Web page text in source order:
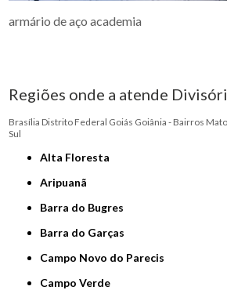
armário de aço academia
Regiões onde a atende
Brasília Distrito Federal Goiás Goiânia - Bairros
Sul
Alta Floresta
Aripuanã
Barra do Bugres
Barra do Garças
Campo Novo do Parecis
Campo Verde